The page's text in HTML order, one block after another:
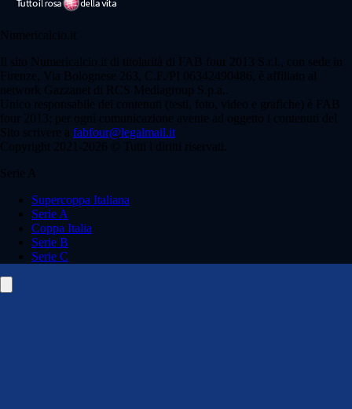
Numericalcio.it
Il sito Numericalcio.it di titolarità di FAB four 2013 S.r.l., con sede in
Firenze, Via Bolognese 263, C.F./PI 06342490486, è affiliato al
network Gazzanet di RCS Mediagroup S.p.a..
Unico responsabile dei contenuti (testi, foto, video e grafiche) è FAB
four 2013; per ogni comunicazione avente ad oggetto i contenuti del
Sito scrivere a fabfour@legalmail.it
Copyright 2021-2026 © Tutti i diritti riservati.
Serie A
Supercoppa Italiana
Serie A
Coppa Italia
Serie B
Serie C